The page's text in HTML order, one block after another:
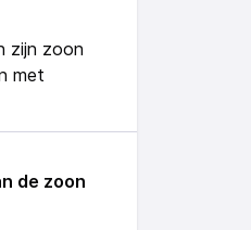
zijn zoon
met
de zoon